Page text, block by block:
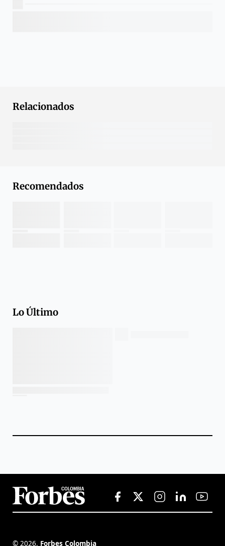
Relacionados
Recomendados
Lo Último
© 2026, Forbes Colombia